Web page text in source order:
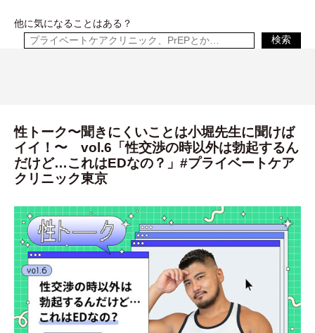
他に気になることはある？
検索
性トーク〜聞きにくいことは小堀先生に聞けば
イイ！〜 vol.6「性交渉の時以外は勃起するん
だけど…これはEDなの？」#プライベートケア
クリニック東京